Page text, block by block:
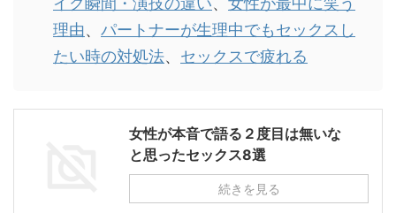
理由、 パートナーが生理中でもセックスし
たい時の対処法、 セックスで疲れる
女性が本音で語る２度目は無いな
と思ったセックス8選
続きを見る